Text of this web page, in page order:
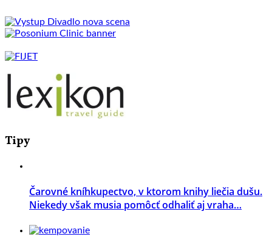
Tipy
Čarovné kníhkupectvo, v ktorom knihy liečia dušu.
Niekedy však musia pomôcť odhaliť aj vraha…